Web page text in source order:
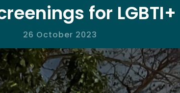
for LGBTI+
26 October 2023